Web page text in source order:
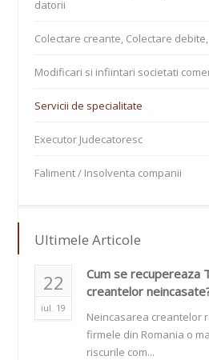
datorii
Colectare creante, Colectare
Modificari si infiintari societati
Servicii de specialitate
Executor Judecatoresc
Faliment / Insolventa companii
Ultimele Articole
22
iul. 19
Cum se recupereaza
creantelor
Neincasarea creantelor
firmele din Romania o
riscurile com...